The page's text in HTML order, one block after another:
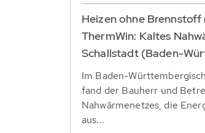
Heizen ohne Brennstoff
ThermWin: Kaltes
Schallstadt (Baden-
Im Baden-
fand der Bauherr und
Nahwärmenetzes, die
aus...